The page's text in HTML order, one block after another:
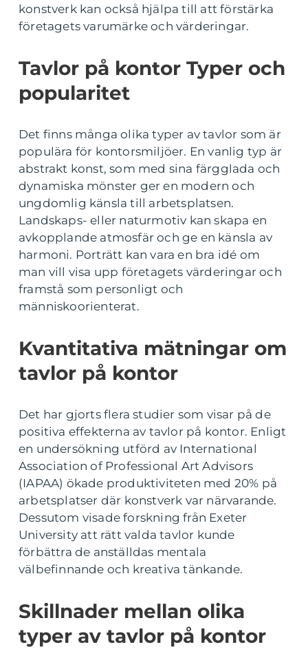
konstverk kan också hjälpa till att förstärka
företagets varumärke och värderingar.
Tavlor på kontor Typer och
popularitet
Det finns många olika typer av tavlor som är
populära för kontorsmiljöer. En vanlig typ är
abstrakt konst, som med sina färgglada och
dynamiska mönster ger en modern och
ungdomlig känsla till arbetsplatsen.
Landskaps- eller naturmotiv kan skapa en
avkopplande atmosfär och ge en känsla av
harmoni. Porträtt kan vara en bra idé om
man vill visa upp företagets värderingar och
framstå som personligt och
människoorienterat.
Kvantitativa mätningar om
tavlor på kontor
Det har gjorts flera studier som visar på de
positiva effekterna av tavlor på kontor. Enligt
en undersökning utförd av International
Association of Professional Art Advisors
(IAPAA) ökade produktiviteten med 20% på
arbetsplatser där konstverk var närvarande.
Dessutom visade forskning från Exeter
University att rätt valda tavlor kunde
förbättra de anställdas mentala
välbefinnande och kreativa tänkande.
Skillnader mellan olika
typer av tavlor på kontor